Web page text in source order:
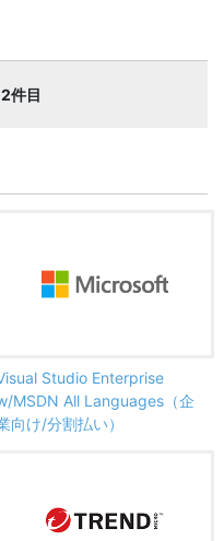
件目
Studio Enterprise
MSDN All Languages（企
向け/分割払い）